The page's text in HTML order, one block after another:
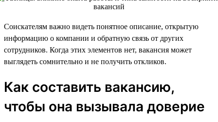
Соискателям важно видеть понятное описание, открытую
информацию о компании и обратную связь от других
сотрудников. Когда этих элементов нет, вакансия может
выглядеть сомнительно и не получить откликов.
Как составить вакансию,
чтобы она вызывала доверие